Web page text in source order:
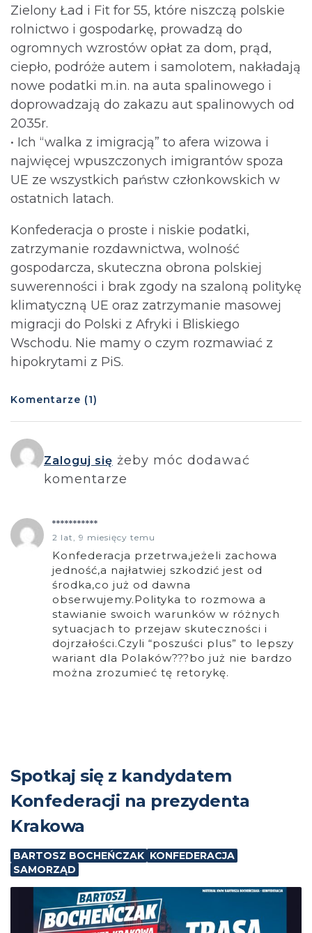
Zielony Ład i Fit for 55, które niszczą polskie
rolnictwo i gospodarkę, prowadzą do
ogromnych wzrostów opłat za dom, prąd,
ciepło, podróże autem i samolotem, nakładają
nowe podatki m.in. na auta spalinowego i
doprowadzają do zakazu aut spalinowych od
2035r.
• Ich “walka z imigracją” to afera wizowa i
najwięcej wpuszczonych imigrantów spoza
UE ze wszystkich państw członkowskich w
ostatnich latach.
Konfederacja o proste i niskie podatki,
zatrzymanie rozdawnictwa, wolność
gospodarcza, skuteczna obrona polskiej
suwerenności i brak zgody na szaloną politykę
klimatyczną UE oraz zatrzymanie masowej
migracji do Polski z Afryki i Bliskiego
Wschodu. Nie mamy o czym rozmawiać z
hipokrytami z PiS.
Komentarze (1)
Zaloguj się żeby móc dodawać
komentarze
***********
2 lat, 9 miesięcy temu
Konfederacja przetrwa,jeżeli zachowa
jedność,a najłatwiej szkodzić jest od
środka,co już od dawna
obserwujemy.Polityka to rozmowa a
stawianie swoich warunków w różnych
sytuacjach to przejaw skuteczności i
dojrzałości.Czyli “poszuści plus” to lepszy
wariant dla Polaków???bo już nie bardzo
można zrozumieć tę retorykę.
Spotkaj się z kandydatem
Konfederacji na prezydenta
Krakowa
BARTOSZ BOCHEŃCZAK KONFEDERACJA
SAMORZĄD